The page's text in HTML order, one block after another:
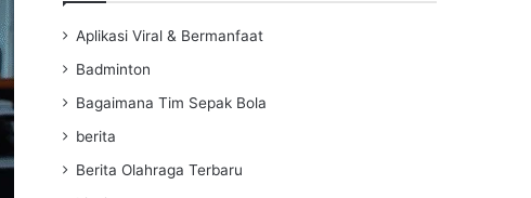
Aplikasi Viral & Bermanfaat
Badminton
Bagaimana Tim Sepak Bola
berita
Berita Olahraga Terbaru